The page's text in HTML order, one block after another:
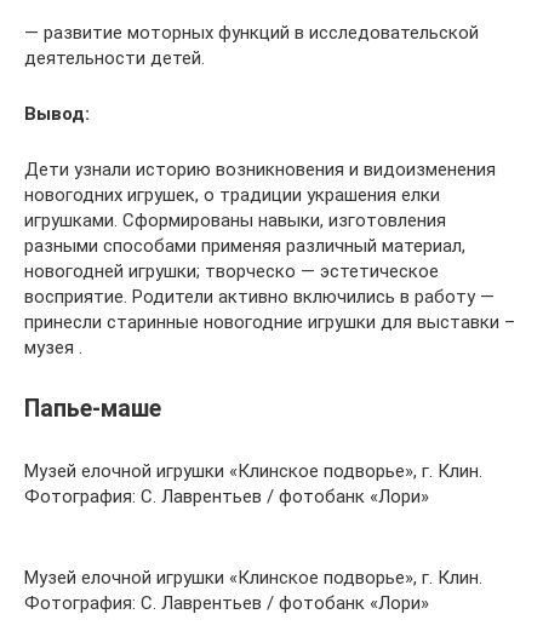
— развитие моторных функций в исследовательской
деятельности детей.
Вывод:
Дети узнали историю возникновения и видоизменения
новогодних игрушек, о традиции украшения елки
игрушками. Сформированы навыки, изготовления
разными способами применяя различный материал,
новогодней игрушки; творческо — эстетическое
восприятие. Родители активно включились в работу —
принесли старинные новогодние игрушки для выставки –
музея .
Папье-маше
Музей елочной игрушки «Клинское подворье», г. Клин.
Фотография: С. Лаврентьев / фотобанк «Лори»
Музей елочной игрушки «Клинское подворье», г. Клин.
Фотография: С. Лаврентьев / фотобанк «Лори»